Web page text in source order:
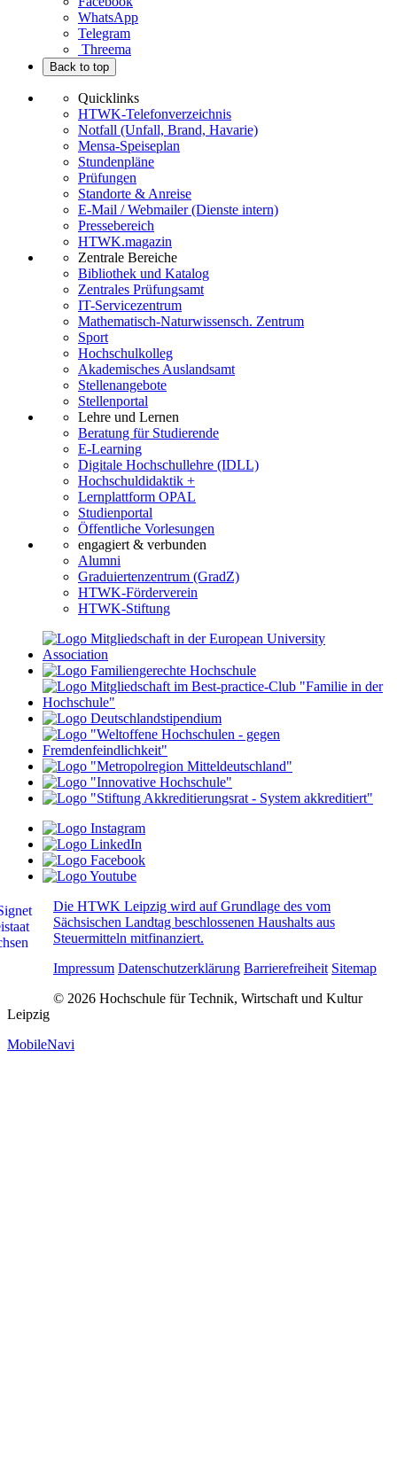
WhatsApp
Telegram
Threema
Back to top
Quicklinks
HTWK-Telefonverzeichnis
Notfall (Unfall, Brand, Havarie)
Mensa-Speiseplan
Stundenpläne
Prüfungen
Standorte & Anreise
E-Mail / Webmailer (Dienste intern)
Pressebereich
HTWK.magazin
Zentrale Bereiche
Bibliothek und Katalog
Zentrales Prüfungsamt
IT-Servicezentrum
Mathematisch-Naturwissensch. Zentrum
Sport
Hochschulkolleg
Akademisches Auslandsamt
Stellenangebote
Stellenportal
Lehre und Lernen
Beratung für Studierende
E-Learning
Digitale Hochschullehre (IDLL)
Hochschuldidaktik +
Lernplattform OPAL
Studienportal
Öffentliche Vorlesungen
engagiert & verbunden
Alumni
Graduiertenzentrum (GradZ)
HTWK-Förderverein
HTWK-Stiftung
Die HTWK Leipzig wird auf Grundlage des vom
Sächsischen Landtag beschlossenen Haushalts aus
Steuermitteln mitfinanziert.
Impressum Datenschutzerklärung Barrierefreiheit Sitemap
© 2026 Hochschule für Technik, Wirtschaft und Kultur
Leipzig
MobileNavi